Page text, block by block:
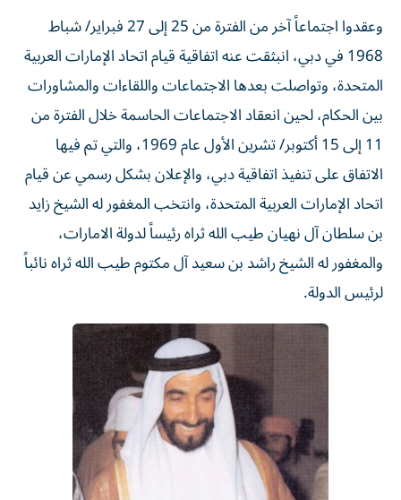
وعقدوا اجتماعاً آخر من الفترة من 25 إلى 27 فبراير/ شباط
1968 في دبي، انبثقت عنه اتفاقية قيام اتحاد الإمارات العربية
المتحدة، وتواصلت بعدها الاجتماعات واللقاءات والمشاورات
بين الحكام، لحين انعقاد الاجتماعات الحاسمة خلال الفترة من
11 إلى 15 أكتوبر/ تشرين الأول عام 1969، والتي تم فيها
الاتفاق على تنفيذ اتفاقية دبي، والإعلان بشكل رسمي عن قيام
اتحاد الإمارات العربية المتحدة، وانتخب المغفور له الشيخ زايد
بن سلطان آل نهيان طيب الله ثراه رئيساً لدولة الامارات،
والمغفور له الشيخ راشد بن سعيد آل مكتوم طيب الله ثراه نائباً
لرئيس الدولة.